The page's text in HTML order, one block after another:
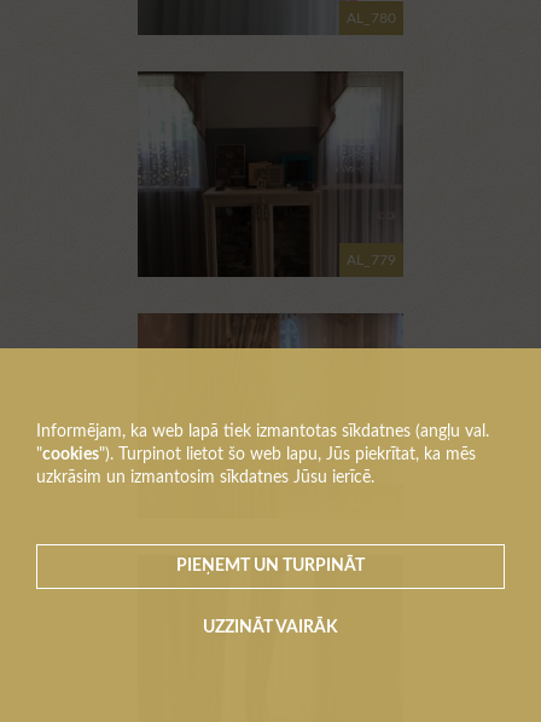
Informējam, ka web lapā tiek izmantotas sīkdatnes (angļu val.
"cookies"). Turpinot lietot šo web lapu, Jūs piekrītat, ka mēs
uzkrāsim un izmantosim sīkdatnes Jūsu ierīcē.
PIEŅEMT UN TURPINĀT
UZZINĀT VAIRĀK
AL_780
AL_779